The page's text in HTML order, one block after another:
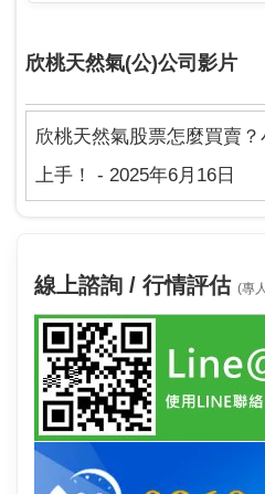
欣桃天然氣(公)公司影片
欣桃天然氣股票怎麼買賣
上手！ - 2025年6月16日
線上諮詢 / 行情評估 (專